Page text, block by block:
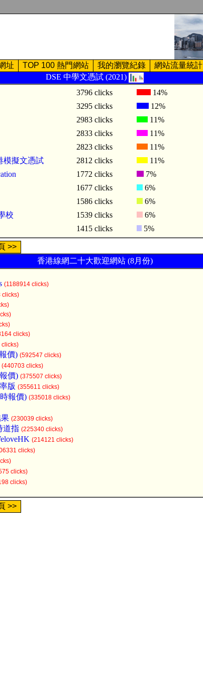
址 TOP 100 熱門網站 我的瀏覽紀錄 網站流量統計
DSE 中學文憑試 (2021)
3796 clicks
14%
3295 clicks
12%
2983 clicks
11%
2833 clicks
11%
2823 clicks
11%
模擬文憑試 2812 clicks
11%
1772 clicks
7%
1677 clicks
6%
1586 clicks
6%
校 1539 clicks
6%
1415 clicks 5%
>>
香港線網二十大歡迎網站 (8月份)
(1188914 clicks)
clicks)
clicks)
clicks)
價) (592547 clicks)
(440703 clicks)
價) (375507 clicks)
版 (355611 clicks)
報價) (335018 clicks)
(230039 clicks)
道指 (225340 clicks)
(214121 clicks)
clicks)
clicks)
clicks)
>>